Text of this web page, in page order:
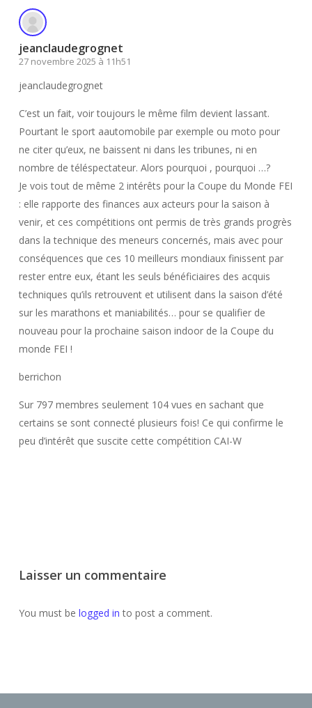
jeanclaudegrognet
27 novembre 2025 à 11h51
jeanclaudegrognet
C’est un fait, voir toujours le même film devient lassant.
Pourtant le sport aautomobile par exemple ou moto pour
ne citer qu’eux, ne baissent ni dans les tribunes, ni en
nombre de téléspectateur. Alors pourquoi , pourquoi …?
Je vois tout de même 2 intérêts pour la Coupe du Monde FEI
: elle rapporte des finances aux acteurs pour la saison à
venir, et ces compétitions ont permis de très grands progrès
dans la technique des meneurs concernés, mais avec pour
conséquences que ces 10 meilleurs mondiaux finissent par
rester entre eux, étant les seuls bénéficiaires des acquis
techniques qu’ils retrouvent et utilisent dans la saison d’été
sur les marathons et maniabilités… pour se qualifier de
nouveau pour la prochaine saison indoor de la Coupe du
monde FEI !
berrichon
Sur 797 membres seulement 104 vues en sachant que
certains se sont connecté plusieurs fois! Ce qui confirme le
peu d’intérêt que suscite cette compétition CAI-W
Laisser un commentaire
You must be logged in to post a comment.